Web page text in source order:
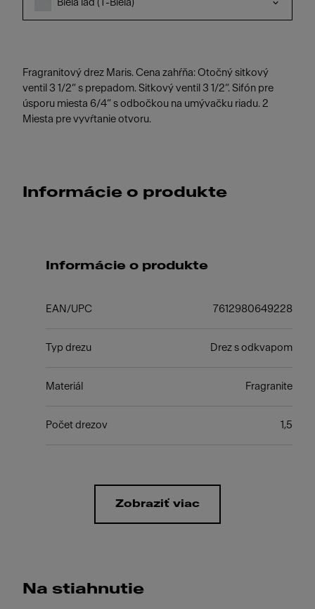
Biela ľad (T-Biela)
Fragranitový drez Maris. Cena zahŕňa: Otočný sitkový
ventil 3 1/2“ s prepadom. Sitkový ventil 3 1/2“. Sifón pre
úsporu miesta 6/4“ s odbočkou na umývačku riadu. 2
Miesta pre vyvŕtanie otvoru.
Informácie o produkte
Informácie o produkte
EAN/UPC 7612980649228
Typ drezu Drez s odkvapom
Materiál Fragranite
Počet drezov 1,5
Zobraziť viac
Na stiahnutie